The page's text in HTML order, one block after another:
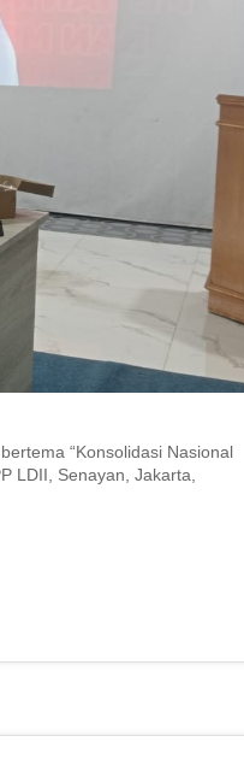
“Konsolidasi Nasional
LDII, Senayan, Jakarta,